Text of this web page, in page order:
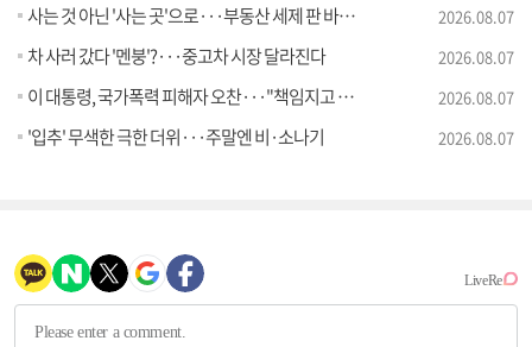
사는 것 아닌 '사는 곳'으로···부동산 세제 판 바꾼다 2026.08.07
차 사러 갔다 '멘붕'?···중고차 시장 달라진다 2026.08.07
이 대통령, 국가폭력 피해자 오찬···"책임지고 치유" 2026.08.07
'입추' 무색한 극한 더위···주말엔 비·소나기 2026.08.07